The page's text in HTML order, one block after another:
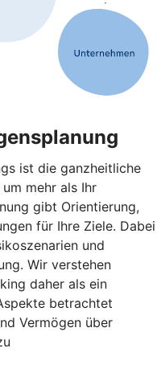
ist die ganzheitliche
mehr als Ihr
gibt Orientierung,
für Ihre Ziele. Dabei
und
Wir verstehen
daher als ein
betrachtet
Vermögen über